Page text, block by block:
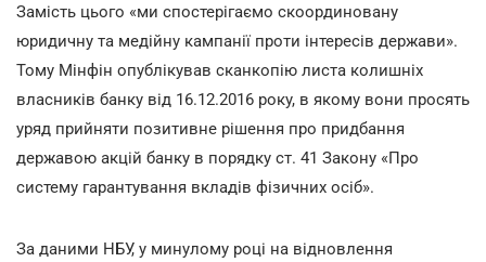
Замість цього «ми спостерігаємо скоординовану
юридичну та медійну кампанії проти інтересів держави».
Тому Мінфін опублікував сканкопію листа колишніх
власників банку від 16.12.2016 року, в якому вони просять
уряд прийняти позитивне рішення про придбання
державою акцій банку в порядку ст. 41 Закону «Про
систему гарантування вкладів фізичних осіб».
За даними НБУ, у минулому році на відновлення